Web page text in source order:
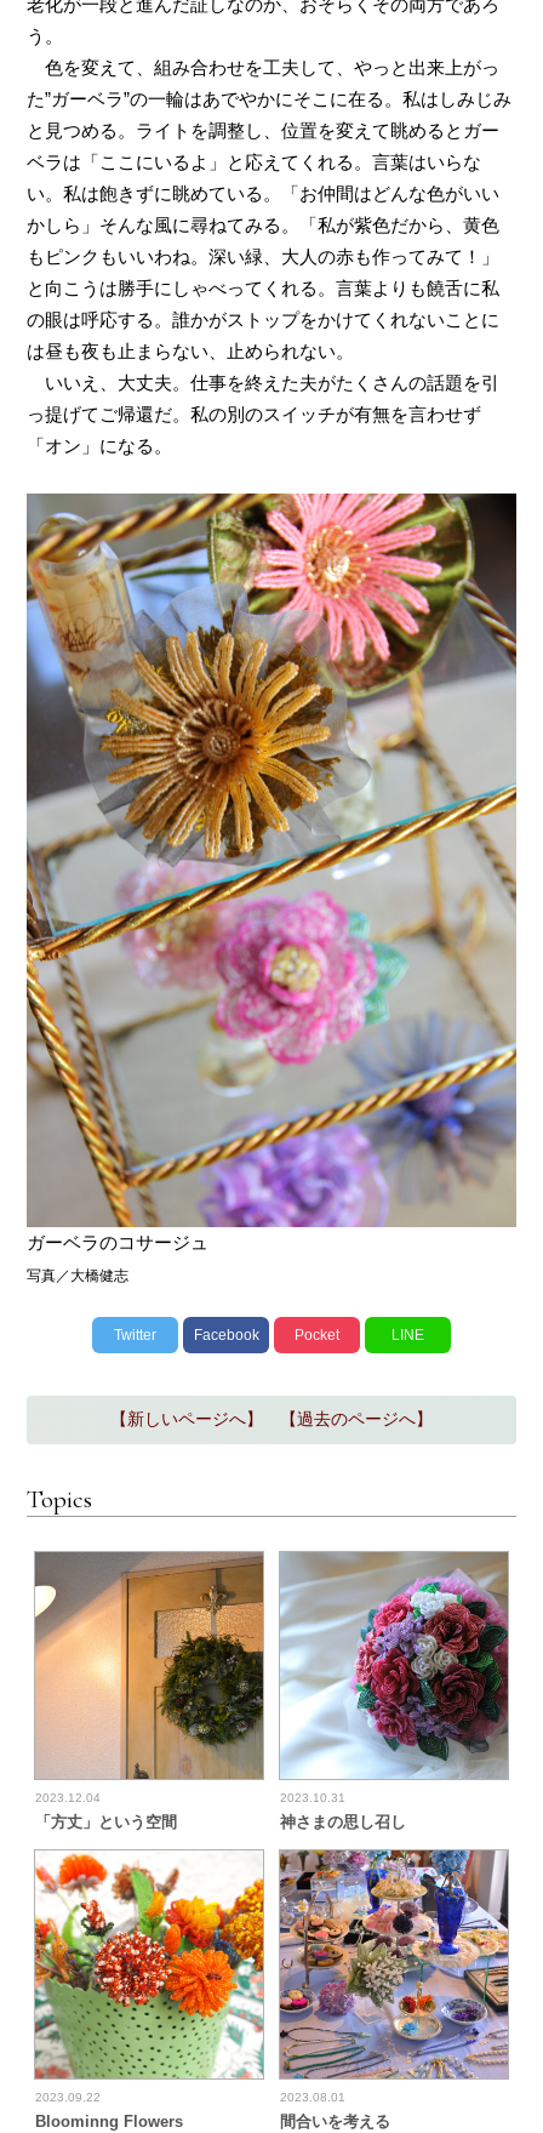
老化が一段と進んだ証しなのか、おそらくその両方であろ
う。
色を変えて、組み合わせを工夫して、やっと出来上がっ
た”ガーベラ”の一輪はあでやかにそこに在る。私はしみじみ
と見つめる。ライトを調整し、位置を変えて眺めるとガー
ベラは「ここにいるよ」と応えてくれる。言葉はいらな
い。私は飽きずに眺めている。「お仲間はどんな色がいい
かしら」そんな風に尋ねてみる。「私が紫色だから、黄色
もピンクもいいわね。深い緑、大人の赤も作ってみて！」
と向こうは勝手にしゃべってくれる。言葉よりも饒舌に私
の眼は呼応する。誰かがストップをかけてくれないことに
は昼も夜も止まらない、止められない。
いいえ、大丈夫。仕事を終えた夫がたくさんの話題を引
っ提げてご帰還だ。私の別のスイッチが有無を言わせず
「オン」になる。
ガーベラのコサージュ
写真／大橋健志
Twitter Facebook Pocket LINE
【新しいページへ】 【過去のページへ】
Topics
2023.12.04
「方丈」という空間
2023.10.31
神さまの思し召し
2023.09.22
Bloominng Flowers
2023.08.01
間合いを考える